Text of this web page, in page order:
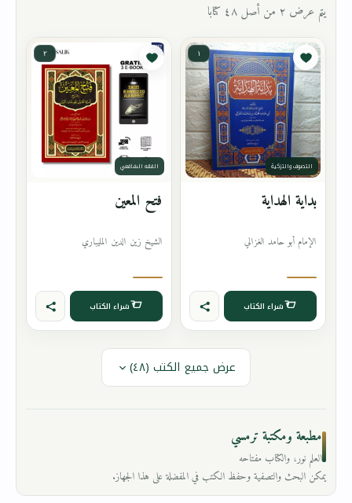
يتم عرض ٢ من أصل ٤٨ كتابا
١
التصوف والتزكية
بداية الهداية
الإمام أبو حامد الغزالي
شراء الكتاب
٢
الفقه الشافعي
فتح المعين
الشيخ زين الدين المليباري
شراء الكتاب
عرض جميع الكتب (٤٨)
مطبعة ومكتبة ترمسي
العلم نور، والكتاب مفتاحه
يمكن البحث والتصفية وحفظ الكتب في المفضلة على هذا الجهاز.